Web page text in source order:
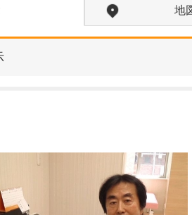
地
しました。
身近にいて
乗ってくれ
アレ…